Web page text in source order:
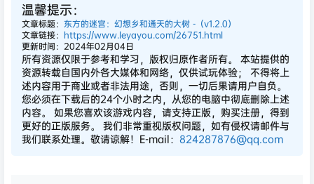
温馨提示：
文章标题： 东方的迷宫：幻想乡和通天的大树 -（v1.2.0）
文章链接： https://www.leyayou.com/26751.html
更新时间：2024年02月04日
所有资源仅限于参考和学习，版权归原作者所有。 本站提供的
资源转载自国内外各大媒体和网络，仅供试玩体验； 不得将上
述内容用于商业或者非法用途，否则，一切后果请用户自负。
您必须在下载后的24个小时之内，从您的电脑中彻底删除上述
内容。 如果您喜欢该游戏内容，请支持正版，购买注册，得到
更好的正版服务。 我们非常重视版权问题，如有侵权请邮件与
我们联系处理。敬请谅解！E-mail： 824287876@qq.com